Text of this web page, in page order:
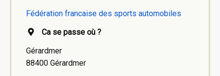
Fédération francaise des sports automobiles
Ca se passe où ?
Gérardmer
88400 Gérardmer